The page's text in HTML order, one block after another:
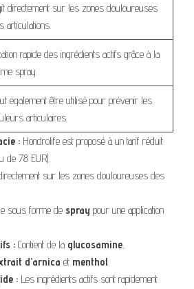
directement sur les zones douloureuses
articulations.
rapide des ingrédients actifs grâce à la
spray.
également être utilisé pour prévenir les
articulaires.
: Hondrolife est proposé à un tarif réduit
de 78 EUR).
sur les zones douloureuses des
sous forme de spray pour une application
: Contient de la glucosamine,
d’arnica et menthol.
: Les ingrédients actifs sont rapidement